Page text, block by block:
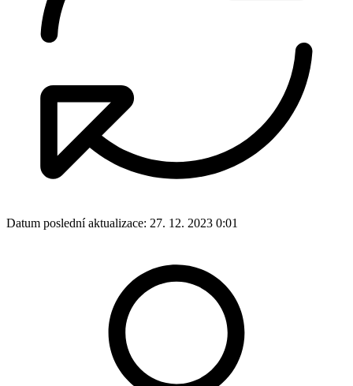
Datum poslední aktualizace: 27. 12. 2023 0:01